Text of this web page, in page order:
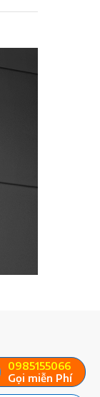
0985155066
Gọi miễn Phí